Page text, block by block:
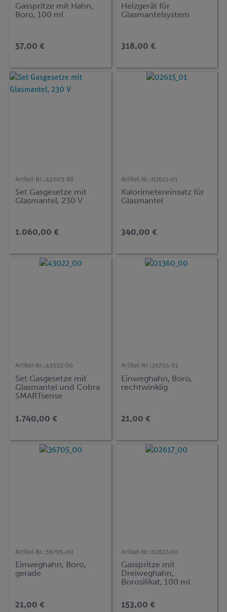
Gasspritze mit Hahn,
Boro, 100 ml
57,00 €
Heizgerät für
Glasmantelsystem
318,00 €
Artikel-Nr.:43003-88
Set Gasgesetze mit
Glasmantel, 230 V
1.060,00 €
Artikel-Nr.:02615-01
Kalorimetereinsatz für
Glasmantel
340,00 €
Artikel-Nr.:43022-00
Set Gasgesetze mit
Glasmantel und Cobra
SMARTsense
1.740,00 €
Artikel-Nr.:36705-01
Einweghahn, Boro,
rechtwinklig
21,00 €
Artikel-Nr.:36705-00
Einweghahn, Boro,
gerade
21,00 €
Artikel-Nr.:02617-00
Gasspritze mit
Dreiweghahn,
Borosilikat, 100 ml
153,00 €